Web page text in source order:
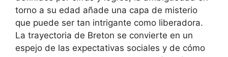
torno a su edad añade una capa de misterio
que puede ser tan intrigante como liberadora.
La trayectoria de Breton se convierte en un
espejo de las expectativas sociales y de cómo